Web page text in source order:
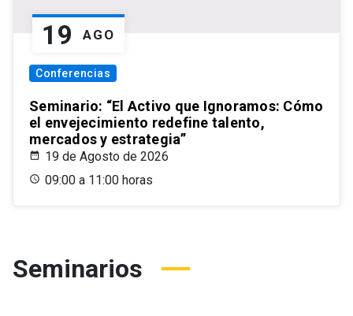
19 AGO
Conferencias
Seminario: “El Activo que Ignoramos: Cómo
el envejecimiento redefine talento,
mercados y estrategia”
19 de Agosto de 2026
09:00 a 11:00 horas
Seminarios